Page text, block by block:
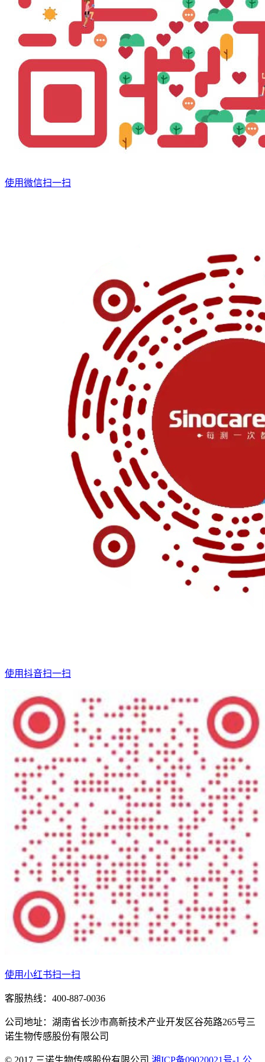
使用微信扫一扫
使用抖音扫一扫
使用小红书扫一扫
客服热线：400-887-0036
公司地址：湖南省长沙市高新技术产业开发区谷苑路265号三
诺生物传感股份有限公司
© 2017 三诺生物传感股份有限公司 湘ICP备09020021号-1 公